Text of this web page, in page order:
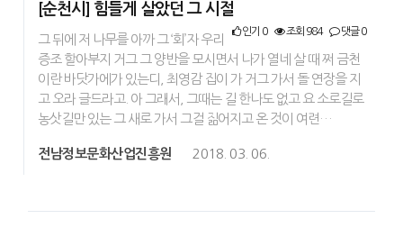
[순천시] 힘들게 살았던 그 시절
인기 0 조회 984 댓글 0
그 뒤에 저 나무를 아까 그 ‘회’자 우리
증조 할아부지 거그 그 양반을 모시면서 나가 열네 살 때 쩌 금천
이란 바닷가에가 있는디, 최영감 집이 가 거그 가서 돌 연장을 지
고 오라 글드라고. 아 그래서, 그때는 길 한나도 없고 요 소로길로
농삿길만 있는 그 새로 가서 그걸 짊어지고 온 것이 여련…
전남정보문화산업진흥원 2018. 03. 06.